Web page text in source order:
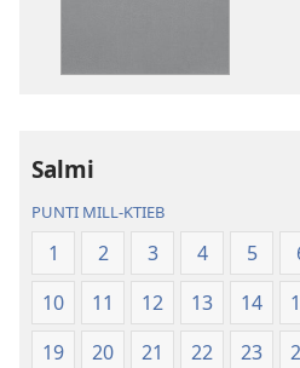
Salmi
PUNTI MILL-KTIEB
1 2 3 4 5
10
11 12 13 14
19
20 21 22 23